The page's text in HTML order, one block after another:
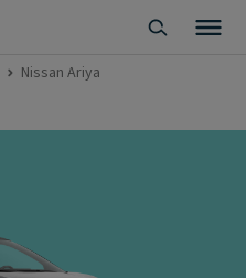
Nissan Ariya